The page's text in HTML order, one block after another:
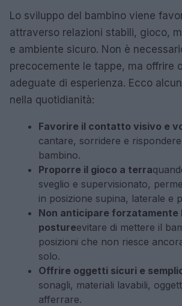
Lo sviluppo del bambino viene
attraverso relazioni stabili, gioco,
e ambiente sicuro. Non è
precocemente le tappe, ma offrire
adeguate di esperienza. Ecco
nella quotidianità:
Favorire il contatto visivo e
cantare, sorridere e
bambino.
Proporre il gioco a terra
sveglio e supervisionato,
in posizione supina, laterale e
Non anticipare forzatamente
postureevitare di mettere il
posizioni che non riesce
solo.
Offrire oggetti sicuri e
sonagli, materiali lavabili,
afferrare.